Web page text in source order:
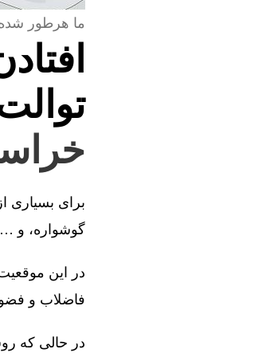
ما هرطور شده
برای بسیاری
گوشواره، و …
در این
فاضلاب و
در حالی که